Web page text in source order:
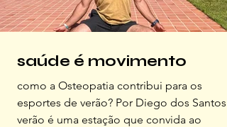
saúde é movimento
como a Osteopatia contribui para os
esportes de verão? Por Diego dos Santos
verão é uma estação que convida ao